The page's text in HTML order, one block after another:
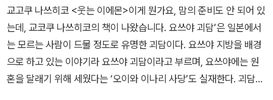
어진다. 이는 뒤에 나올 아이스 레이디 이야기와 비슷한 전개를 보여
주는데 일단 스트론조와 필리오 디 푸타나 이야기를 해보자. 내가 이
부분을 읽으면서 느낀 스토론조는 나쁜 남자, 육식남 이미지라고 할
까. 숀 코너리가 그런 남자라니, 난 숀 코너리 참 좋아하는데 말이지.
내가 모르는 숀 코너리를 만난 느낌이었달까. 무드남, 초식남으로 여
금융위기 이후 사회적 양극화, 고용 불안정, 가족해체 등을 배경으로
‘복지/복지국가’ 담론이 전면에 부상했다. 노숙인과 부랑인 등 우리
사회의 소외계층과 빈곤문제를 집중적으로 연구해 온 저자는 이 책에
서 복지국가의 정의와 기원, 발전단계, 제도와 유형, 위기와 전망까지
의 총체적 역사를 특정 이념이나 정치적 입장에서 한발 물러난 객관
영화 뿐 아니라 노래와 미디어 매체 전부를 포함한 것이었으니, 이것
만 해도 우리가 무의식 중에 향유하는 대중적인 문화들에는 분명히
수상한 낌새가 있다는 반증이 된다.표지에 나온 스머프는 오래 전부
터 음모론의 주인공이었지, 아마. 좀 야한 얘기도 있었던 것 같고.아무
튼 신간 중에 가장 흥미로운눈길을 끄는 책.시오노 나나미라는 인물
교고쿠 나쓰히코 <웃는 이에몬>이게 뭔가요, 맘의 준비도 안 되어 있
는데, 교코쿠 나쓰히코의 책이 나왔습니다. 요쓰야 괴담’은 일본에서
는 모르는 사람이 드물 정도로 유명한 괴담이다. 요쓰야 지방을 배경
으로 하고 있는 이야기라 요쓰야 괴담이라고 부르며, 요쓰야에는 원
혼을 달래기 위해 세웠다는 ‘오이와 이나리 사당’도 실재한다. 괴담의